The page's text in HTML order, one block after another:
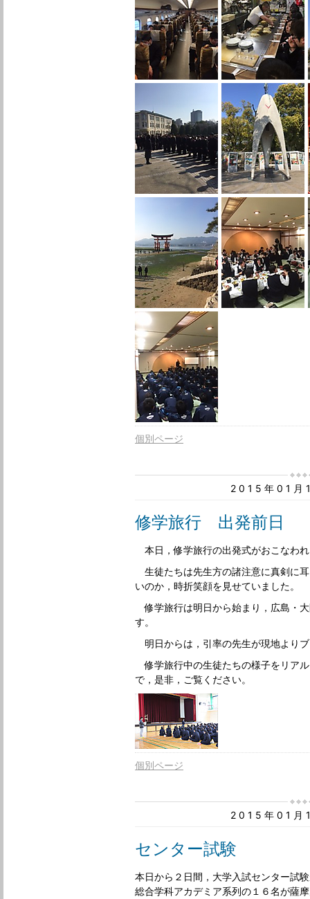
個別ページ
2015年01月
修学旅行 出発前日
本日，修学旅行の出発式がおこなわ
生徒たちは先生方の諸注意に真剣に
いのか，時折笑顔を見せていました。
修学旅行は明日から始まり，広島・
す。
明日からは，引率の先生が現地より
修学旅行中の生徒たちの様子をリア
で，是非，ご覧ください。
個別ページ
2015年01月
センター試験
本日から２日間，大学入試センター試
総合学科アカデミア系列の１６名が薩